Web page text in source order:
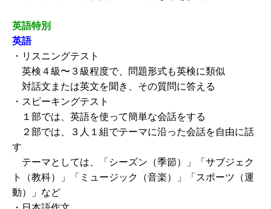
英語特別
英語
・リスニングテスト
英検４級〜３級程度で、問題形式も英検に類似
対話文または英文を聞き、その質問に答える
・スピーキングテスト
１部では、英語を使って簡単な会話をする
２部では、３人１組でテーマに沿った会話を自由に話
す
テーマとしては、「シーズン（季節）」「サブジェク
ト（教科）」「ミュージック（音楽）」「スポーツ（運
動）」など